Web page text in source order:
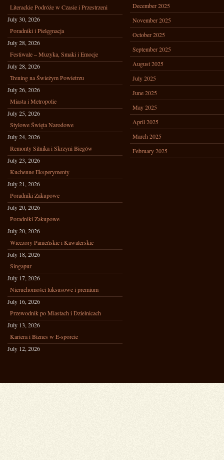
Literackie Podróże w Czasie i Przestrzeni
July 30, 2026
Poradniki i Pielęgnacja
July 28, 2026
Festiwale – Muzyka, Smaki i Emocje
July 28, 2026
Trening na Świeżym Powietrzu
July 26, 2026
Miasta i Metropolie
July 25, 2026
Stylowe Święta Narodowe
July 24, 2026
Remonty Silnika i Skrzyni Biegów
July 23, 2026
Kuchenne Eksperymenty
July 21, 2026
Poradniki Zakupowe
July 20, 2026
Poradniki Zakupowe
July 20, 2026
Wieczory Panieńskie i Kawalerskie
July 18, 2026
Singapur
July 17, 2026
Nieruchomości luksusowe i premium
July 16, 2026
Przewodnik po Miastach i Dzielnicach
July 13, 2026
Kariera i Biznes w E-sporcie
July 12, 2026
December 2025
November 2025
October 2025
September 2025
August 2025
July 2025
June 2025
May 2025
April 2025
March 2025
February 2025